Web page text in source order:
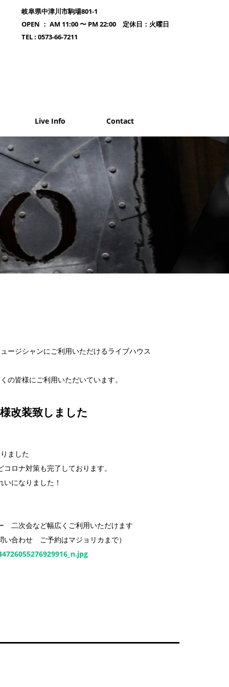
岐阜県中津川市駒場801-1
OPEN ： AM 11:00 〜 PM 22:00 定休日：火曜日
TEL : 0573-66-7211
Live Info Contact
ージシャンにご利用いただけるライブハウス
の皆様にご利用いただいています。
改装致しました
ました
ロナ対策も完了しております。
いになりました！
二次会など幅広くご利用いただけます
合わせ ご予約はマジョリカまで）